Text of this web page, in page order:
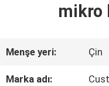
VIDEOLAR
BIZIM
mikro
Menşe yeri: Çin
Marka adı: